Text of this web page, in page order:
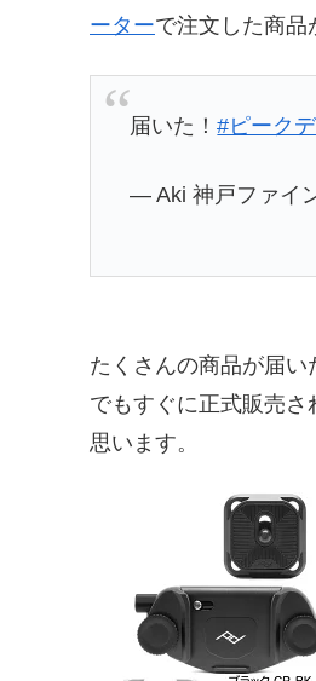
ーターで注文した商品
届いた！#ピーク
— Aki 神戸ファイ
たくさんの商品が届
でもすぐに正式販売
思います。